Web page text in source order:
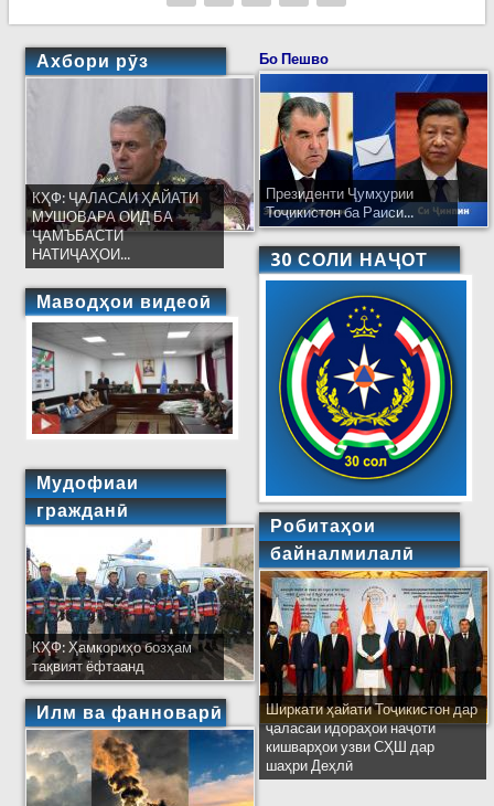
Ахбори рӯз
КҲФ: ҶАЛАСАИ ҲАЙАТИ
МУШОВАРА ОИД БА
ҶАМЪБАСТИ
НАТИҶАҲОИ...
Маводҳои видеоӣ
Мудофиаи
гражданӣ
КҲФ: Ҳамкориҳо бозҳам
тақвият ёфтаанд
Илм ва фанноварӣ
Бо Пешво
Президенти Ҷумҳурии
Тоҷикистон ба Раиси...
30 СОЛИ НАҶОТ
Робитаҳои
байналмилалӣ
Ширкати ҳайати Тоҷикистон дар
ҷаласаи идораҳои наҷоти
кишварҳои узви СҲШ дар
шаҳри Деҳлӣ